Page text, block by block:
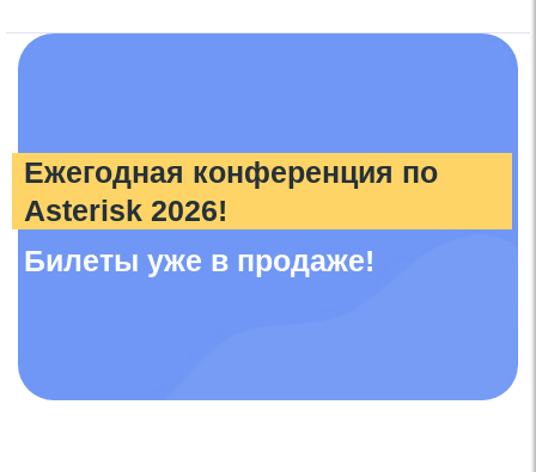
Ежегодная конференция по
Asterisk 2026!
Билеты уже в продаже!